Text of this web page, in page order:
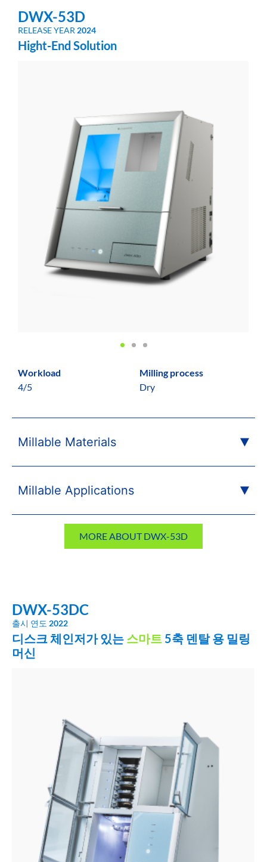
DWX-53D
RELEASE YEAR 2024
Hight-End Solution
Workload
4/5
Milling process
Dry
Millable Materials
Millable Applications
MORE ABOUT DWX-53D
DWX-53DC
출시 연도 2022
디스크 체인저가 있는 스마트 5축 덴탈 용 밀링
머신